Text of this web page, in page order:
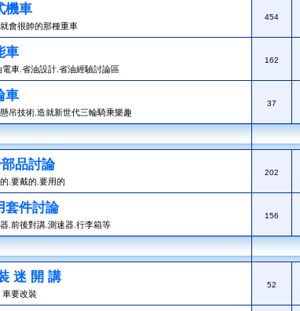
機車
會很帥的那種重車
454
車
電車.省油設計.省油經驗討論區
162
車
吊技術.造就新世代三輪騎乘樂趣
37
品討論
.要戴的.要用的
202
套件討論
.前後對講.測速器.行李箱等
156
迷 開 講
車要改裝
52